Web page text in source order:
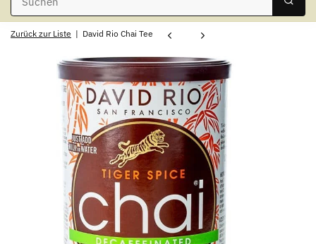
Zurück zur Liste David Rio Chai Tee